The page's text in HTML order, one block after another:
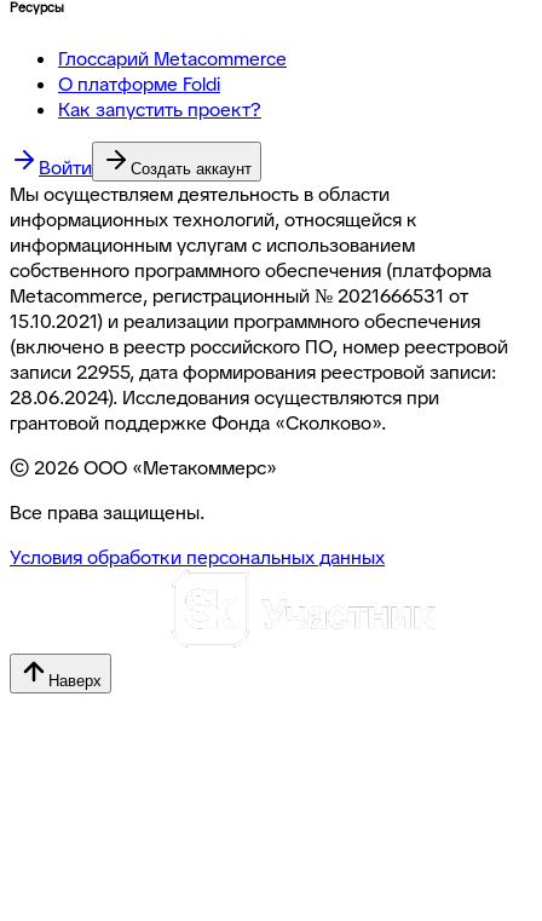
Ресурсы
Глоссарий Metacommerce
О платформе Foldi
Как запустить проект?
Войти Создать аккаунт
Мы осуществляем деятельность в области
информационных технологий, относящейся к
информационным услугам с использованием
собственного программного обеспечения (платформа
Metacommerce, регистрационный № 2021666531 от
15.10.2021) и реализации программного обеспечения
(включено в реестр российского ПО, номер реестровой
записи 22955, дата формирования реестровой записи:
28.06.2024). Исследования осуществляются при
грантовой поддержке Фонда «Сколково».
© 2026ООО «Метакоммерс»
Все права защищены.
Условия обработки персональных данных
Наверх